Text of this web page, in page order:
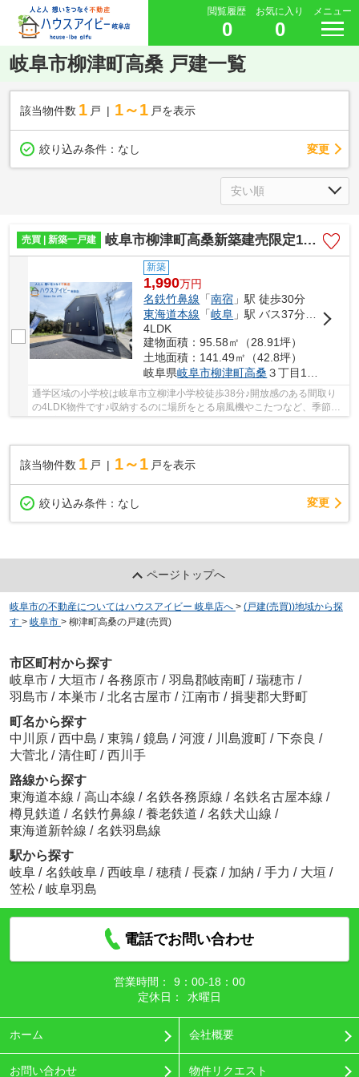
閲覧履歴
0
お気に入り
0
メニュー
岐阜市柳津町高桑 戸建一覧
該当物件数 1 戸 1～1 戸を表示
絞り込み条件： なし 変更
売買 | 新築一戸建 岐阜市柳津町高桑新築建売限定1邸！お車並列2台可能！16帖のリビング！インナーバルコニーのあるお家！
新築
1,990万円
名鉄竹鼻線 「南宿 」駅 徒歩30分
東海道本線 「岐阜 」駅 バス37分 「高桑」 停歩7分
4LDK
建物面積：95.58㎡（28.91坪）
土地面積：141.49㎡（42.8坪）
岐阜県岐阜市柳津町高桑 ３丁目105
通学区域の小学校は岐阜市立柳津小学校徒歩38分♪開放感のある間取り
の4LDK物件です♪収納するのに場所をとる扇風機やこたつなど、季節も
該当物件数 1 戸 1～1 戸を表示
絞り込み条件： なし 変更
ページトップへ
岐阜市の不動産についてはハウスアイビー 岐阜店へ > (戸建(売買))地域から探
す > 岐阜市 > 柳津町高桑の戸建(売買)
市区町村から探す
岐阜市 / 大垣市 / 各務原市 / 羽島郡岐南町 / 瑞穂市 /
羽島市 / 本巣市 / 北名古屋市 / 江南市 / 揖斐郡大野町
町名から探す
中川原 / 西中島 / 東鶉 / 鏡島 / 河渡 / 川島渡町 / 下奈良 /
大菅北 / 清住町 / 西川手
路線から探す
東海道本線 / 高山本線 / 名鉄各務原線 / 名鉄名古屋本線 /
樽見鉄道 / 名鉄竹鼻線 / 養老鉄道 / 名鉄犬山線 /
東海道新幹線 / 名鉄羽島線
駅から探す
岐阜 / 名鉄岐阜 / 西岐阜 / 穂積 / 長森 / 加納 / 手力 / 大垣 /
笠松 / 岐阜羽島
電話でお問い合わせ
営業時間：
9：00‐18：00
定休日：
水曜日
ホーム 会社概要
お問い合わせ 物件リクエスト